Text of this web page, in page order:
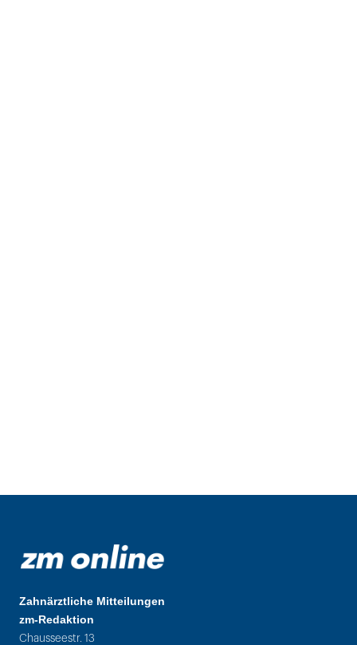
Zahnärztliche Mitteilungen
zm-Redaktion
Chausseestr. 13